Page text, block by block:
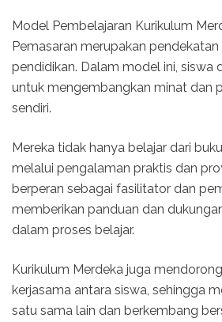
Model Pembelajaran Kurikulum
Pemasaran merupakan
pendidikan. Dalam model ini, siswa
untuk mengembangkan minat dan
sendiri.
Mereka tidak hanya belajar dari
melalui pengalaman praktis dan
berperan sebagai fasilitator dan
memberikan panduan dan
dalam proses belajar.
Kurikulum Merdeka juga
kerjasama antara siswa, sehingga
satu sama lain dan berkembang